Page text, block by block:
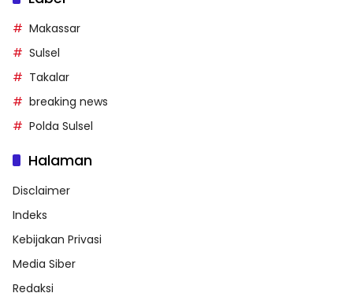
Makassar
Sulsel
Takalar
breaking news
Polda Sulsel
Halaman
Disclaimer
Indeks
Kebijakan Privasi
Media Siber
Redaksi